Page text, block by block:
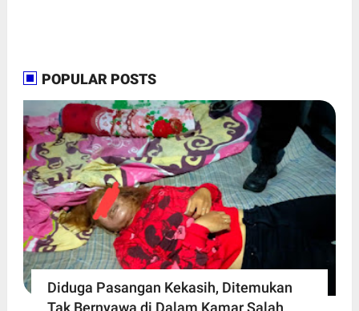
POPULAR POSTS
Diduga Pasangan Kekasih, Ditemukan
Tak Bernyawa di Dalam Kamar Salah